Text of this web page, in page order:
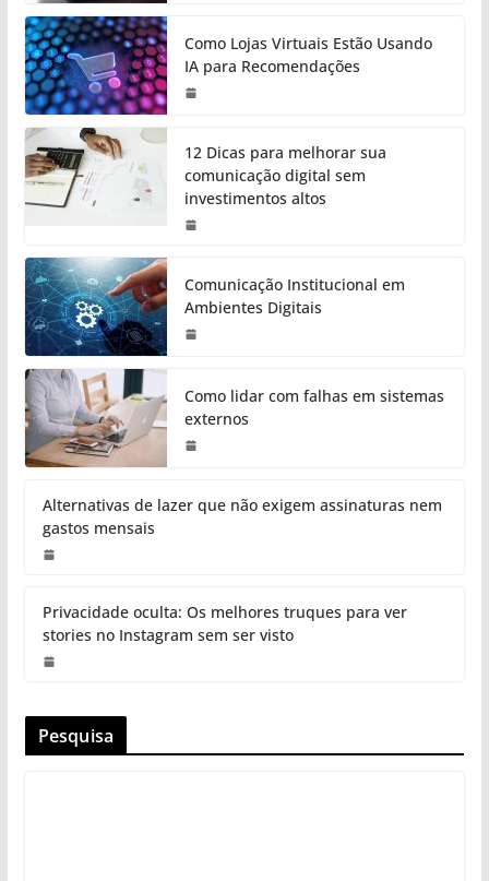
Como Lojas Virtuais Estão Usando
IA para Recomendações
12 Dicas para melhorar sua
comunicação digital sem
investimentos altos
Comunicação Institucional em
Ambientes Digitais
Como lidar com falhas em sistemas
externos
Alternativas de lazer que não exigem assinaturas nem
gastos mensais
Privacidade oculta: Os melhores truques para ver
stories no Instagram sem ser visto
Pesquisa